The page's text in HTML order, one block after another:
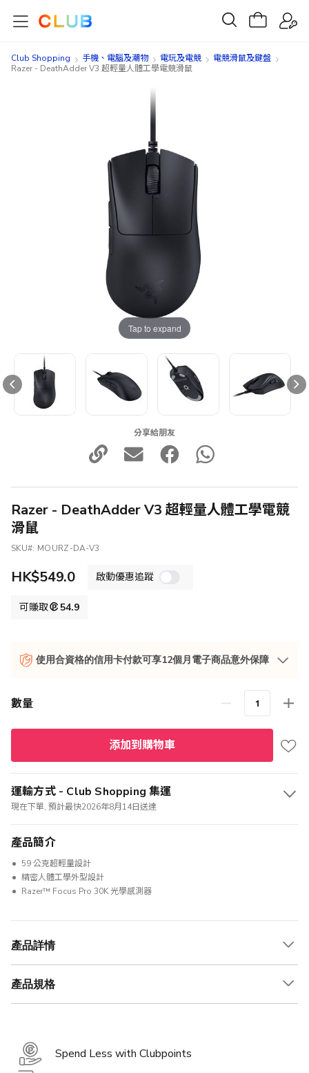
Club Shopping 手機、電腦及潮物 電玩及電競
電競滑鼠及鍵盤
Razer - DeathAdder V3 超輕量人體工學電競滑鼠
Tap to expand
分享給朋友
Razer - DeathAdder V3 超輕量人體工學電競
滑鼠
SKU MOURZ-DA-V3
HK$549.0 啟動優惠追蹤
可賺取 54.9
使用合資格的信用卡付款可享12個月電子商品意外保障
數量
添加到購物車
運輸方式 - Club Shopping 集運
現在下單, 預計最快2026年8月14日送達
產品簡介
59 公克超輕量設計
精密人體工學外型設計
Razer™ Focus Pro 30K 光學感測器
產品詳情
產品規格
Spend Less with Clubpoints